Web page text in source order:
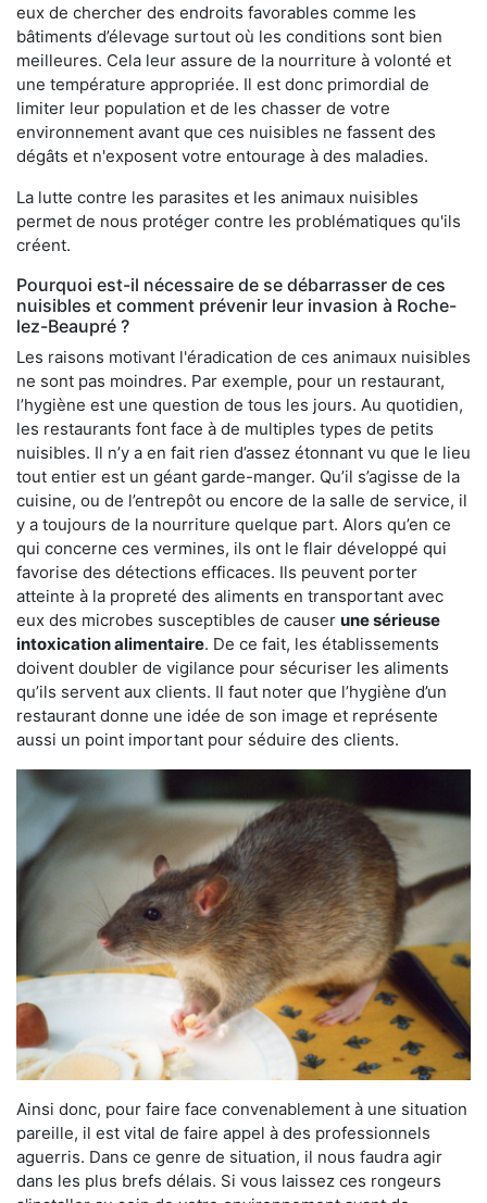
eux de chercher des endroits favorables comme les
bâtiments d’élevage surtout où les conditions sont bien
meilleures. Cela leur assure de la nourriture à volonté et
une température appropriée. Il est donc primordial de
limiter leur population et de les chasser de votre
environnement avant que ces nuisibles ne fassent des
dégâts et n'exposent votre entourage à des maladies.
La lutte contre les parasites et les animaux nuisibles
permet de nous protéger contre les problématiques qu'ils
créent.
Pourquoi est-il nécessaire de se débarrasser de ces
nuisibles et comment prévenir leur invasion à Roche-
lez-Beaupré ?
Les raisons motivant l'éradication de ces animaux nuisibles
ne sont pas moindres. Par exemple, pour un restaurant,
l’hygiène est une question de tous les jours. Au quotidien,
les restaurants font face à de multiples types de petits
nuisibles. Il n’y a en fait rien d’assez étonnant vu que le lieu
tout entier est un géant garde-manger. Qu’il s’agisse de la
cuisine, ou de l’entrepôt ou encore de la salle de service, il
y a toujours de la nourriture quelque part. Alors qu’en ce
qui concerne ces vermines, ils ont le flair développé qui
favorise des détections efficaces. Ils peuvent porter
atteinte à la propreté des aliments en transportant avec
eux des microbes susceptibles de causer une sérieuse
intoxication alimentaire. De ce fait, les établissements
doivent doubler de vigilance pour sécuriser les aliments
qu’ils servent aux clients. Il faut noter que l’hygiène d’un
restaurant donne une idée de son image et représente
aussi un point important pour séduire des clients.
Ainsi donc, pour faire face convenablement à une situation
pareille, il est vital de faire appel à des professionnels
aguerris. Dans ce genre de situation, il nous faudra agir
dans les plus brefs délais. Si vous laissez ces rongeurs